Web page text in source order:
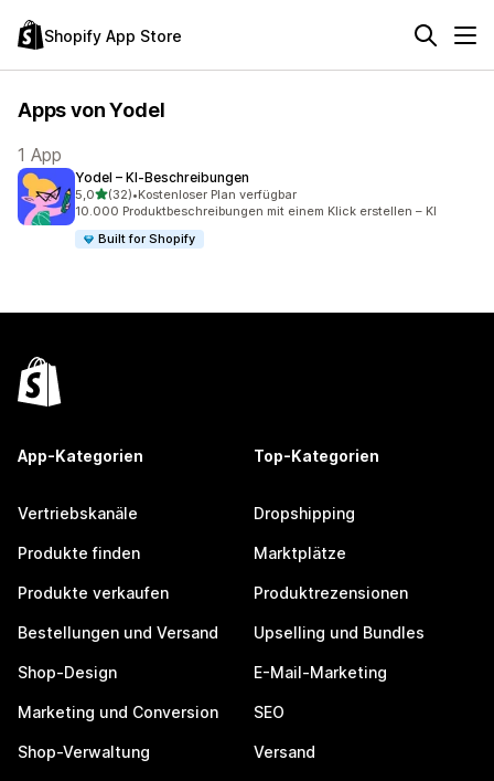
Shopify App Store
Apps von Yodel
1 App
Yodel – KI‑Beschreibungen
5,0von 5 Sternen
(32)
32 Rezensionen insgesamt
•Kostenloser Plan verfügbar
10.000 Produktbeschreibungen mit einem Klick erstellen – KI
Built for Shopify
App-Kategorien
Vertriebskanäle
Produkte finden
Produkte verkaufen
Bestellungen und Versand
Shop-Design
Marketing und Conversion
Shop-Verwaltung
Top-Kategorien
Dropshipping
Marktplätze
Produktrezensionen
Upselling und Bundles
E-Mail-Marketing
SEO
Versand